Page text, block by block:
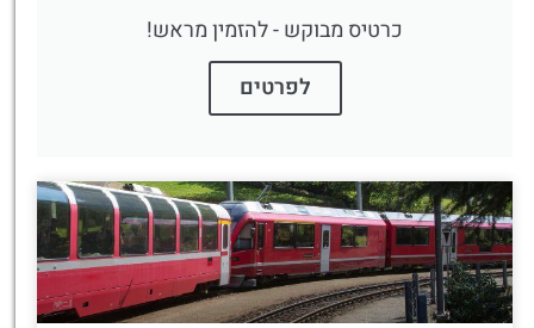
כרטיס מבוקש - להזמין מראש!
לפרטים